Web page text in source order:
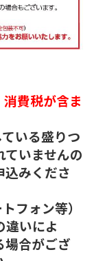
費税が含ま
いる盛りつ
いませんの
込みくださ
フォン等）
違いによ
場合がござ